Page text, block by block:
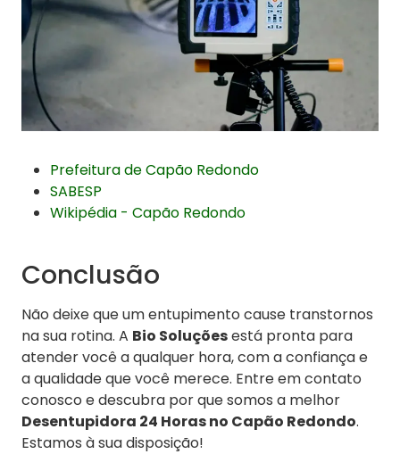
Prefeitura de Capão Redondo
SABESP
Wikipédia - Capão Redondo
Conclusão
Não deixe que um entupimento cause transtornos
na sua rotina. A Bio Soluçõesestá pronta para
atender você a qualquer hora, com a confiança e
a qualidade que você merece. Entre em contato
conosco e descubra por que somos a melhor
Desentupidora 24 Horas no Capão Redondo.
Estamos à sua disposição!